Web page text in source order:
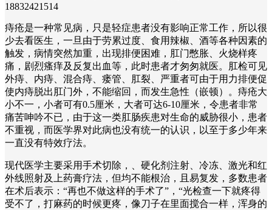
18832421514
痔疮是一种常见病，只是轻症患者没有影响正常工作，所以很
少去看医生，一旦由于劳累过度、食用辣椒、酒等各种因素的
触发，病情突然加重，出现排便困难，肛门憋胀、火烧样疼
痛，剧烈瘙痒及反复出血等，此时患者才匆匆就医。肛检可见
外痔、内痔、混合痔、瘘管、肛裂、严重者可由于用力排便促
使内痔脱出肛门外，不能缩回，而发生急性（嵌顿）。痔疮大
小不一，小者可有0.5厘米，大者可达6-10厘米，令患者非常
痛苦呻吟不已，由于这一类肛肠疾患对生命的威胁很小，患者
不重视，而医学界对此病也没有统一的认识，以至于多少年来
一直没有特效疗法。
现代医学主要采用手术切除，、硬化剂注射、冷冻、激光和红
外线照射及上药膏疗法，但均不能根治，且易复发，多数患者
在术后表示：“再也不做这样的手术了”，“光检查一下就疼得
受不了，打麻药的时候更疼，像刀子在里面搅合一样，浑身的